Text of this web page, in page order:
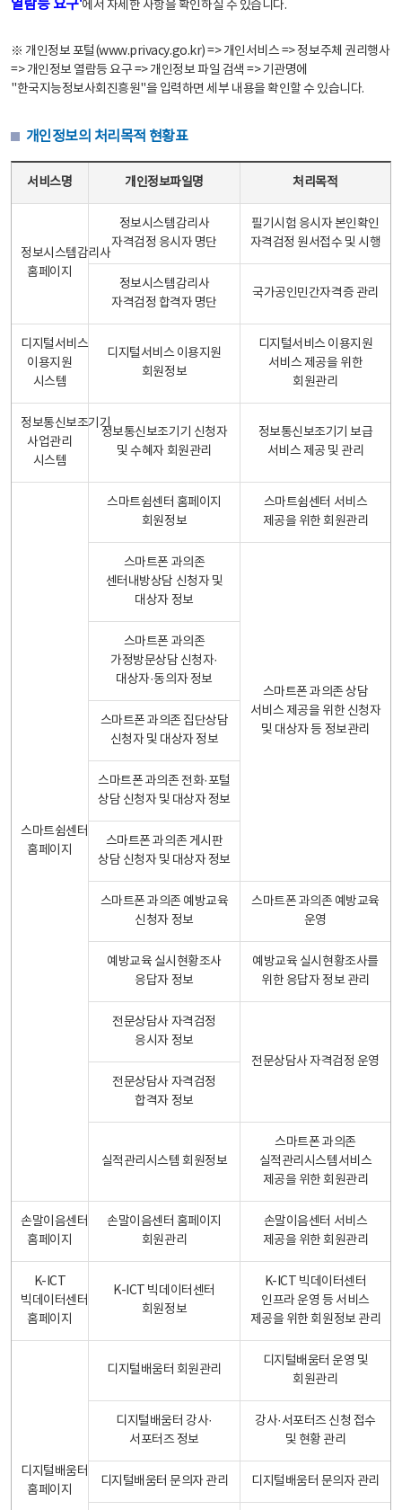
열람등 요구'에서 자세한 사항을 확인하실 수 있습니다.
※ 개인정보 포털(www.privacy.go.kr) => 개인서비스 => 정보주체 권리행사
=> 개인정보 열람등 요구 => 개인정보 파일 검색 => 기관명에
"한국지능정보사회진흥원"을 입력하면 세부 내용을 확인할 수 있습니다.
개인정보의 처리목적 현황표
서비스명 개인정보파일명 처리목적
정보시스템감리사
홈페이지
정보시스템감리사
자격검정 응시자 명단
필기시험 응시자 본인확인
자격검정 원서접수 및 시행
정보시스템감리사
자격검정 합격자 명단
국가공인민간자격증 관리
디지털서비스
이용지원
시스템
디지털서비스 이용지원
회원정보
디지털서비스 이용지원
서비스 제공을 위한
회원관리
정보통신보조기기
사업관리
시스템
정보통신보조기기 신청자
및 수혜자 회원관리
정보통신보조기기 보급
서비스 제공 및 관리
스마트쉼센터
홈페이지
스마트쉼센터 홈페이지
회원정보
스마트쉼센터 서비스
제공을 위한 회원관리
스마트폰 과의존
센터내방상담 신청자 및
대상자 정보
스마트폰 과의존 상담
서비스 제공을 위한 신청자
및 대상자 등 정보관리
스마트폰 과의존
가정방문상담 신청자·
대상자·동의자 정보
스마트폰 과의존 집단상담
신청자 및 대상자 정보
스마트폰 과의존 전화·포털
상담 신청자 및 대상자 정보
스마트폰 과의존 게시판
상담 신청자 및 대상자 정보
스마트폰 과의존 예방교육
신청자 정보
스마트폰 과의존 예방교육
운영
예방교육 실시현황조사
응답자 정보
예방교육 실시현황조사를
위한 응답자 정보 관리
전문상담사 자격검정
응시자 정보
전문상담사 자격검정 운영
전문상담사 자격검정
합격자 정보
실적관리시스템 회원정보
스마트폰 과의존
실적관리시스템서비스
제공을 위한 회원관리
손말이음센터
홈페이지
손말이음센터 홈페이지
회원관리
손말이음센터 서비스
제공을 위한 회원관리
K-ICT
빅데이터센터
홈페이지
K-ICT 빅데이터센터
회원정보
K-ICT 빅데이터센터
인프라 운영 등 서비스
제공을 위한 회원정보 관리
디지털배움터
홈페이지
디지털배움터 회원관리
디지털배움터 운영 및
회원관리
디지털배움터 강사·
서포터즈 정보
강사·서포터즈 신청 접수
및 현황 관리
디지털배움터 문의자 관리 디지털배움터 문의자 관리